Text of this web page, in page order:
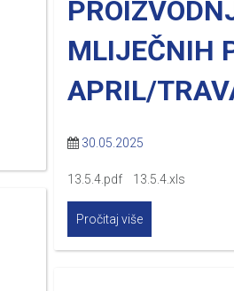
MLIJEČNIH
APRIL/
30.05.2025
13.5.4.pdf 13.5.4.xls
Pročitaj više